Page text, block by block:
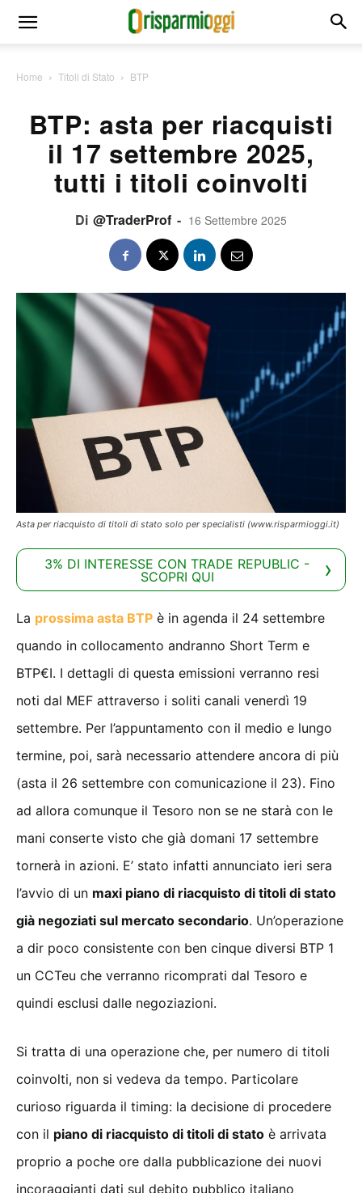
Home Titoli di Stato BTP
BTP: asta per riacquisti
il 17 settembre 2025,
tutti i titoli coinvolti
Di @TraderProf - 16 Settembre 2025
Asta per riacquisto di titoli di stato solo per specialisti (www.risparmioggi.it)
3% DI INTERESSE CON TRADE REPUBLIC -
SCOPRI QUI
La prossima asta BTP è in agenda il 24 settembre
quando in collocamento andranno Short Term e
BTP€I. I dettagli di questa emissioni verranno resi
noti dal MEF attraverso i soliti canali venerdì 19
settembre. Per l’appuntamento con il medio e lungo
termine, poi, sarà necessario attendere ancora di più
(asta il 26 settembre con comunicazione il 23). Fino
ad allora comunque il Tesoro non se ne starà con le
mani conserte visto che già domani 17 settembre
tornerà in azioni. E’ stato infatti annunciato ieri sera
l’avvio di un maxi piano di riacquisto di titoli di stato
già negoziati sul mercato secondario. Un’operazione
a dir poco consistente con ben cinque diversi BTP 1
un CCTeu che verranno ricomprati dal Tesoro e
quindi esclusi dalle negoziazioni.
Si tratta di una operazione che, per numero di titoli
coinvolti, non si vedeva da tempo. Particolare
curioso riguarda il timing: la decisione di procedere
con il piano di riacquisto di titoli di stato è arrivata
proprio a poche ore dalla pubblicazione dei nuovi
incoraggianti dati sul debito pubblico italiano